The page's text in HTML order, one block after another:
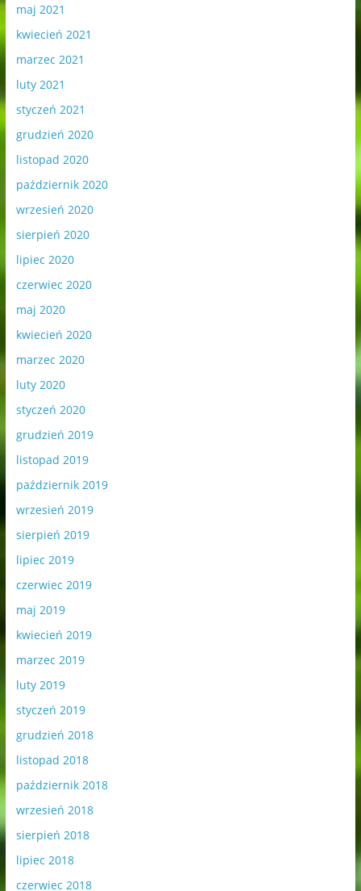
maj 2021
kwiecień 2021
marzec 2021
luty 2021
styczeń 2021
grudzień 2020
listopad 2020
październik 2020
wrzesień 2020
sierpień 2020
lipiec 2020
czerwiec 2020
maj 2020
kwiecień 2020
marzec 2020
luty 2020
styczeń 2020
grudzień 2019
listopad 2019
październik 2019
wrzesień 2019
sierpień 2019
lipiec 2019
czerwiec 2019
maj 2019
kwiecień 2019
marzec 2019
luty 2019
styczeń 2019
grudzień 2018
listopad 2018
październik 2018
wrzesień 2018
sierpień 2018
lipiec 2018
czerwiec 2018